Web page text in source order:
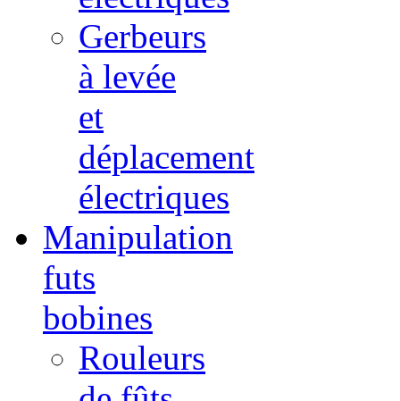
Gerbeurs
à levée
et
déplacement
électriques
Manipulation
futs
bobines
Rouleurs